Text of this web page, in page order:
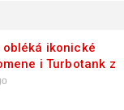
ikonické
i Turbotank z